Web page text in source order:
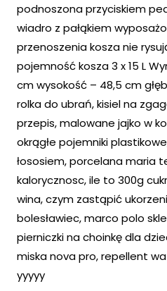
podnoszona przyciskiem
wiadro z pałąkiem
przenoszenia kosza nie
pojemność kosza 3 x 15 L
cm wysokość – 48,5 cm
rolka do ubrań, kisiel na
przepis, malowane jajko w
okrągłe pojemniki
łososiem, porcelana maria
kalorycznosc, ile to 300g
wina, czym zastąpić
bolesławiec, marco polo
pierniczki na choinkę dla
miska nova pro, repellent
yyyyy